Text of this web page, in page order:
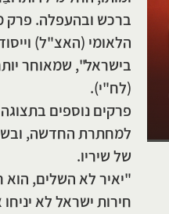
ברכש ובהעפלה. פרק
הלאומי (האצ"ל)
בישראל", שמאוחר
(לח"י). ​
פרקים נוספים
למחתרת החדשה,
של שיריו.
"יאיר לא השלים,
חירות ישראל לא